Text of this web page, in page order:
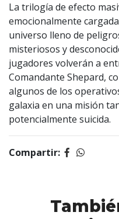
La trilogía de efecto
emocionalmente
universo lleno de
misteriosos y
jugadores volverán a
Comandante Shepard,
algunos de los
galaxia en una misión
potencialmente suicida.
Compartir: